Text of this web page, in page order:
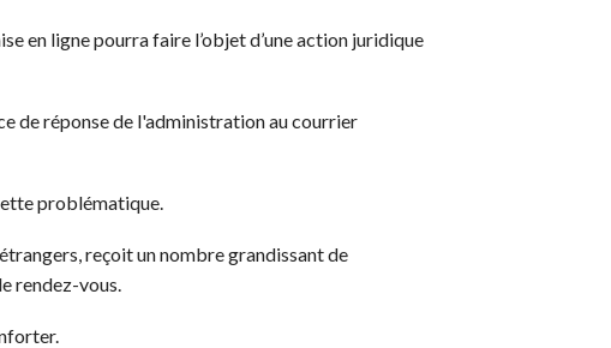
en ligne pourra faire l’objet d’une action juridique
de réponse de l'administration au courrier
problématique.
reçoit un nombre grandissant de
rendez-vous.